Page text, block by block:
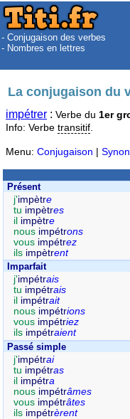
- Conjugaison des verbes
- Nombres en lettres
La conjugaison du
impétrer : Verbe du 1er
Info: Verbe transitif
Menu: Conjugaison |
Présent
j'impètre
tu impètres
il impètre
nous impétrons
vous impétrez
ils impètrent
Imparfait
j'impétrais
tu impétrais
il impétrait
nous impétrions
vous impétriez
ils impétraient
Passé simple
j'impétrai
tu impétras
il impétra
nous impétrâmes
vous impétrâtes
ils impétrèrent